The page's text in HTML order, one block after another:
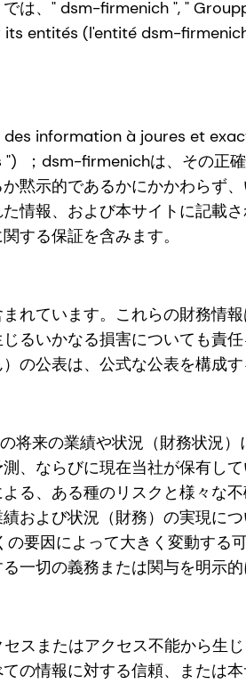
は、" dsm-firmenich ", "
its entités (l'entité dsm-
information à joures et
；dsm-firmenichは、その正
黙示的であるかにかかわらず
情報、および本サイトに記載
する保証を含みます。
れています。これらの財務
るいかなる損害についても責
の公表は、公式な公表を構成
将来の業績や状況（財務状況
、ならびに現在当社が保有
る、ある種のリスクと様々な
および状況（財務）の実現に
要因によって大きく変動す
一切の義務または関与を明示的
スまたはアクセス不能から生
の情報に対する信頼、または